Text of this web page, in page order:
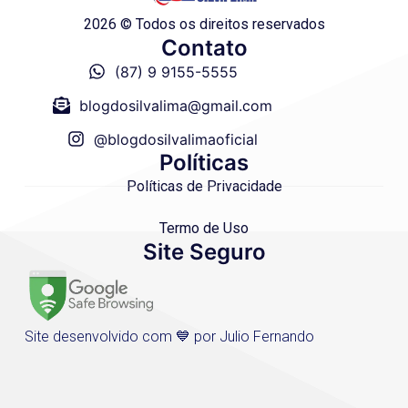
2026 © Todos os direitos reservados
Contato
(87) 9 9155-5555
blogdosilvalima@gmail.com
@blogdosilvalimaoficial
Políticas
Políticas de Privacidade
Termo de Uso
Site Seguro
Site desenvolvido com 💙 por Julio Fernando